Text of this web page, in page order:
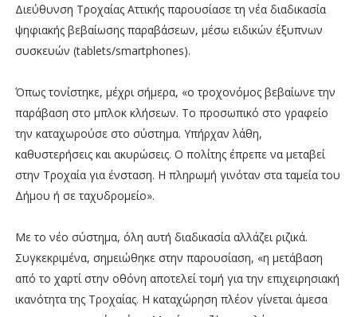
Διεύθυνση Τροχαίας Αττικής παρουσίασε τη νέα διαδικασία
ψηφιακής βεβαίωσης παραβάσεων, μέσω ειδικών έξυπνων
συσκευών (tablets/smartphones).
Όπως τονίστηκε, μέχρι σήμερα, «ο τροχονόμος βεβαίωνε την
παράβαση στο μπλοκ κλήσεων. Το προσωπικό στο γραφείο
την καταχωρούσε στο σύστημα. Υπήρχαν λάθη,
καθυστερήσεις και ακυρώσεις. Ο πολίτης έπρεπε να μεταβεί
στην Τροχαία για ένσταση. Η πληρωμή γινόταν στα ταμεία του
Δήμου ή σε ταχυδρομείο».
Με το νέο σύστημα, όλη αυτή διαδικασία αλλάζει ριζικά.
Συγκεκριμένα, σημειώθηκε στην παρουσίαση, «η μετάβαση
από το χαρτί στην οθόνη αποτελεί τομή για την επιχειρησιακή
ικανότητα της Τροχαίας. ​Η καταχώρηση πλέον γίνεται άμεσα